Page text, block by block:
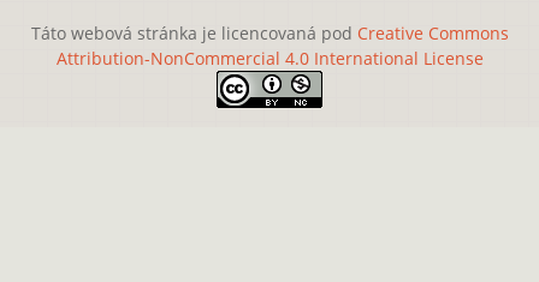
Táto webová stránka je licencovaná pod Creative Commons
Attribution-NonCommercial 4.0 International License